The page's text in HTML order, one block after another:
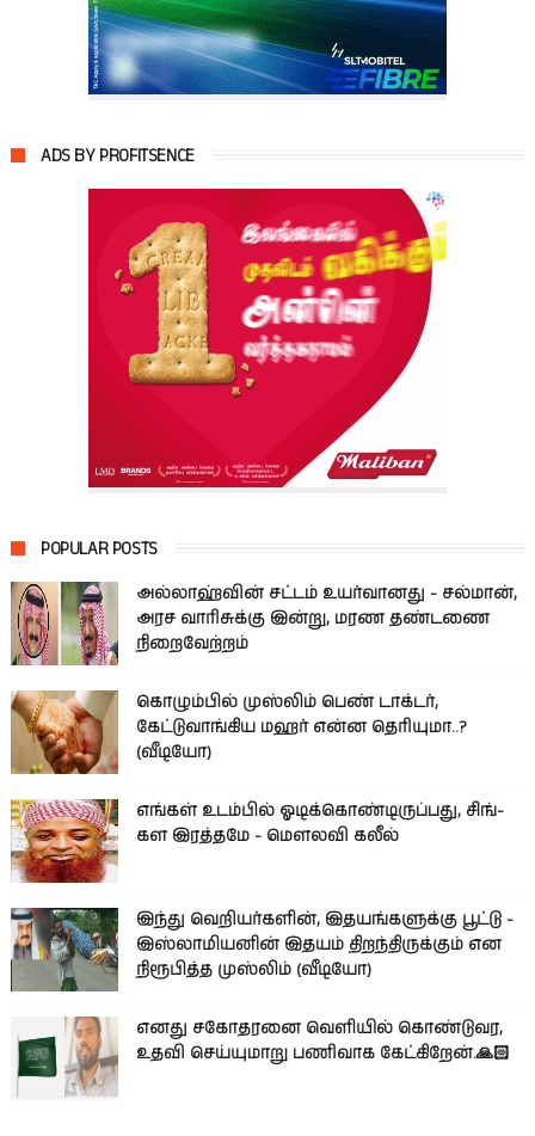
ADS BY PROFITSENCE
POPULAR POSTS
அல்லாஹ்வின் சட்டம் உயர்வானது - சல்மான்,
அரச வாரிசுக்கு இன்று, மரண தண்டணை
நிறைவேற்றம்
கொழும்பில் முஸ்லிம் பெண் டாக்டர்,
கேட்டுவாங்கிய மஹர் என்ன தெரியுமா..?
(வீடியோ)
எங்கள் உடம்பில் ஓடிக்­கொண்­டி­ருப்­பது, சிங்­
கள இரத்­தமே - மௌலவி கலீல்
இந்து வெறியர்களின், இதயங்களுக்கு பூட்டு -
இஸ்லாமியனின் இதயம் திறந்திருக்கும் என
நிரூபித்த முஸ்லிம் (வீடியோ)
எனது சகோதரனை வெளியில் கொண்டுவர,
உதவி செய்யுமாறு பணிவாக கேட்கிறேன்.🙏🏻